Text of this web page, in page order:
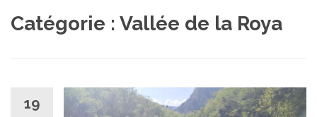
contenu
Catégorie : Vallée de la Roya
19